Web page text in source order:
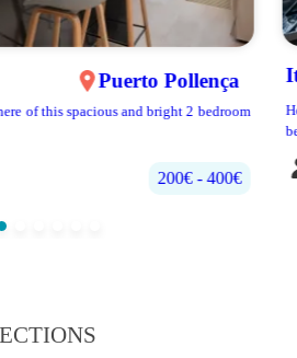
Puerto Pollença
of this spacious and bright 2 bedroom
200€‎ - 400€‎